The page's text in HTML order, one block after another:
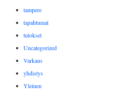
tampere
tapahtumat
tulokset
Uncategorized
Varkaus
yhdistys
Yleinen